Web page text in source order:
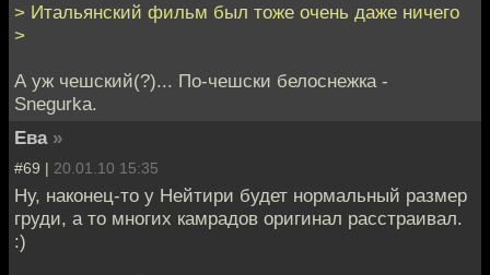
> Итальянский фильм был тоже очень даже ничего
>
А уж чешский(?)... По-чешски белоснежка -
Snegurka.
Ева »
#69 | 20.01.10 15:35
Ну, наконец-то у Нейтири будет нормальный размер
груди, а то многих камрадов оригинал расстраивал.
:)